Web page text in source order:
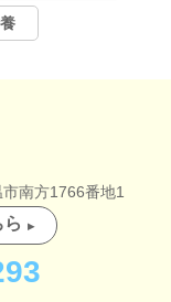
南方1766番地1